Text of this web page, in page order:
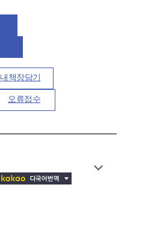
내책장담기
오류접수